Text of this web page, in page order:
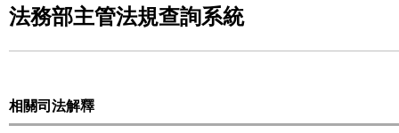
法務部主管法規查詢系統
相關司法解釋